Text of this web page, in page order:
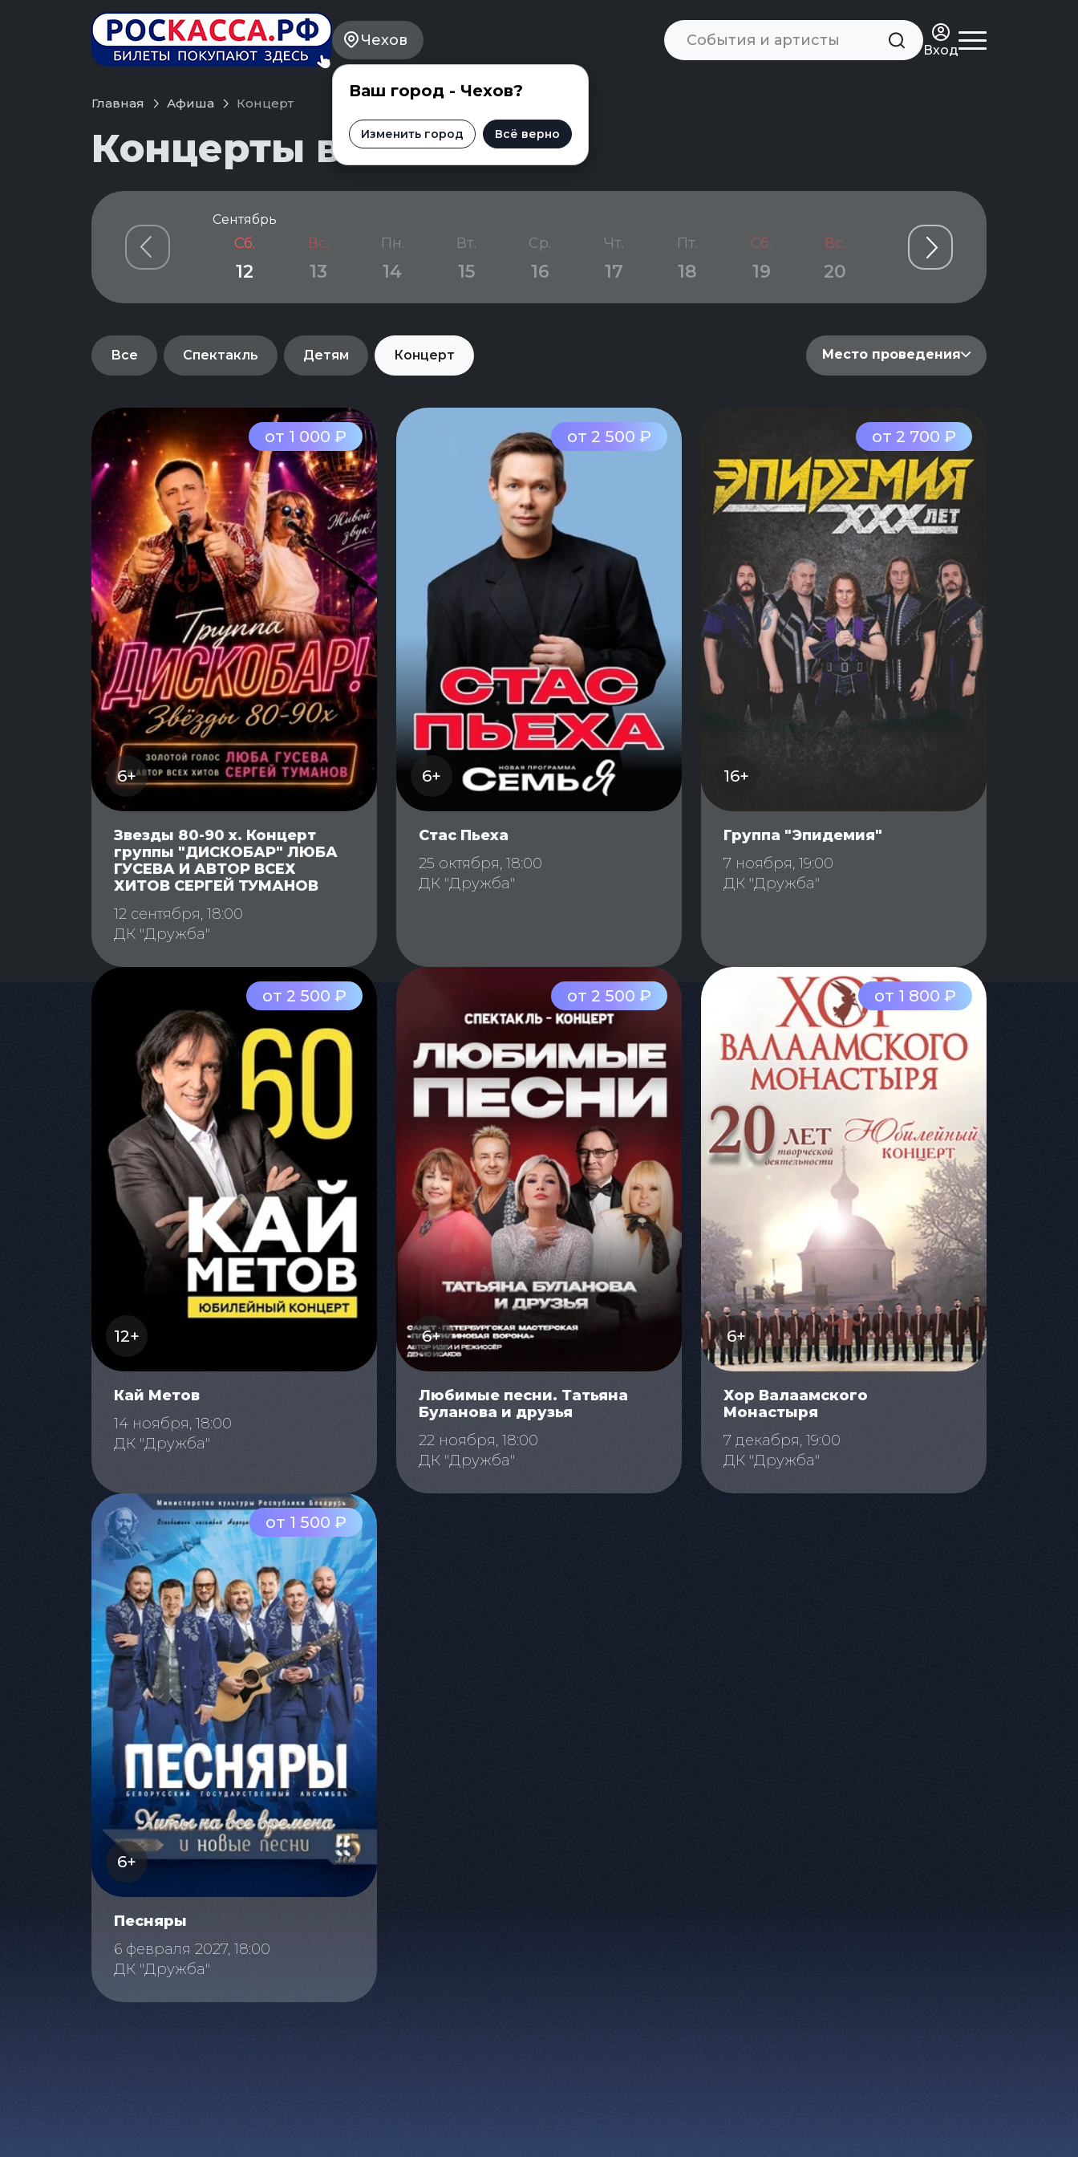
Чехов
Ваш город - Чехов?
Изменить город Всё верно
Вход
Главная Афиша Концерт
Концерты в Чехове
Сентябрь
Сб.
12
Вс.
13
Пн.
14
Вт.
15
Ср.
16
Чт.
17
Пт.
18
Сб.
19
Вс.
20
Пн.
21 22
Все Спектакль Детям Концерт Место проведения
от 1 000 ₽
6+
Звезды 80-90 х. Концерт
группы "ДИСКОБАР" ЛЮБА
ГУСЕВА И АВТОР ВСЕХ
ХИТОВ СЕРГЕЙ ТУМАНОВ
12 сентября, 18:00
ДК "Дружба"
от 2 500 ₽
6+
Стас Пьеха
25 октября, 18:00
ДК "Дружба"
от 2 700 ₽
16+
Группа "Эпидемия"
7 ноября, 19:00
ДК "Дружба"
от 2 500 ₽
12+
Кай Метов
14 ноября, 18:00
ДК "Дружба"
от 2 500 ₽
6+
Любимые песни. Татьяна
Буланова и друзья
22 ноября, 18:00
ДК "Дружба"
от 1 800 ₽
6+
Хор Валаамского
Монастыря
7 декабря, 19:00
ДК "Дружба"
от 1 500 ₽
6+
Песняры
6 февраля 2027, 18:00
ДК "Дружба"